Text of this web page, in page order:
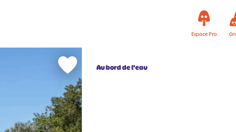
Espace Pro
Au bord de l'eau